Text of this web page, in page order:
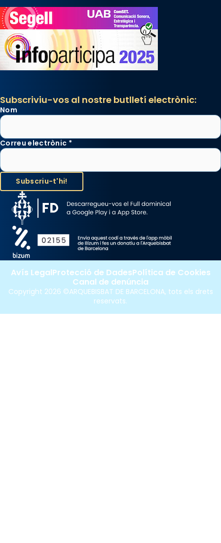
Subscriviu-vos al nostre butlletí electrònic:
Nom
Correu electrònic *
Copyright 2026 ©ARQUEBISBAT DE BARCELONA, tots els drets
reservats.
Avís LegalProtecció de DadesPolítica de Cookies
Canal de denúncia